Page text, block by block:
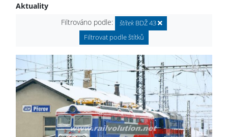
Aktuality
Filtrováno podle:
štítek BDŽ 43
Filtrovat podle štítků